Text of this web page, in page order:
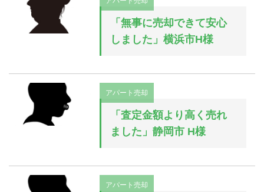
「無事に売却できて安心
しました」横浜市H様
アパート売却
「査定金額より高く売れ
ました」静岡市 H様
アパート売却